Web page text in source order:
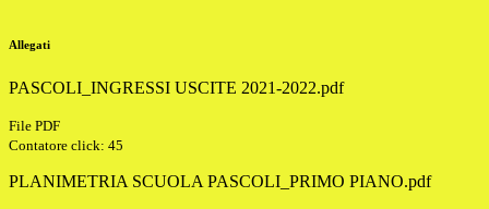
Allegati
PASCOLI_INGRESSI USCITE 2021-2022.pdf
File PDF
Contatore click: 45
PLANIMETRIA SCUOLA PASCOLI_PRIMO PIANO.pdf